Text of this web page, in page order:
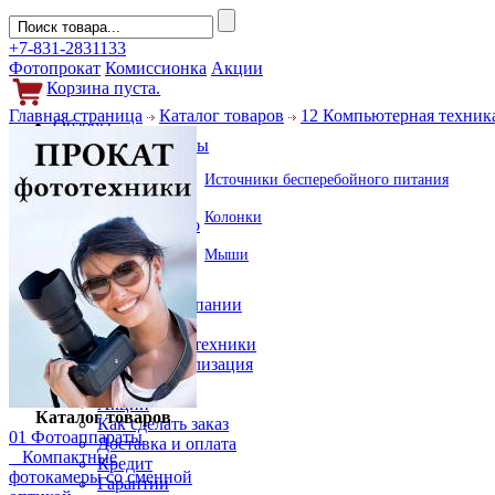
+7-831-2831133
Фотопрокат Комиссионка Акции
Корзина пуста.
Обзоры
Фотоаппараты
Объективы
Фильтры
Фото и видео
Гаджеты
Аксессуары
Слухи
Новости компании
Услуги
Прокат фототехники
Выкуп и реализация
Покупателям
Акции
Как сделать заказ
Доставка и оплата
Кредит
Гарантии
Главная страница Каталог товаров 12 Компьютерная
Каталог товаров
01 Фотоаппараты
Компактные
фотокамеры со сменной
Источники бесперебойного питания
Колонки
Мыши